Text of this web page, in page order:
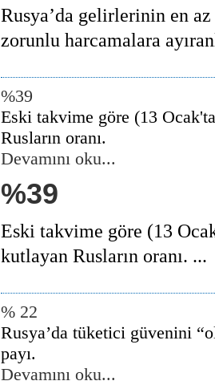
Rusya’da gelirlerinin en az
zorunlu harcamalara
%39
Eski takvime göre (13
Rusların oranı.
Devamını oku...
%39
Eski takvime göre (13
kutlayan Rusların oranı. ...
% 22
Rusya’da tüketici güvenini
payı.
Devamını oku...